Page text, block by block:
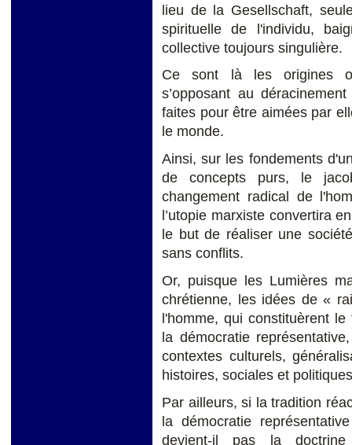
lieu de la Gesellschaft,
spirituelle de l'individu,
collective toujours singulière.
Ce sont là les origines
s’opposant au
faites pour être aimées par
le monde.
Ainsi, sur les fondements
de concepts purs, le
changement radical de
l’utopie marxiste convertira
le but de réaliser une
sans conflits.
Or, puisque les Lumières
chrétienne, les idées de «
l'homme, qui constituèrent
la démocratie
contextes culturels,
histoires, sociales et
Par ailleurs, si la tradition
la démocratie
devient-il pas la doctrine